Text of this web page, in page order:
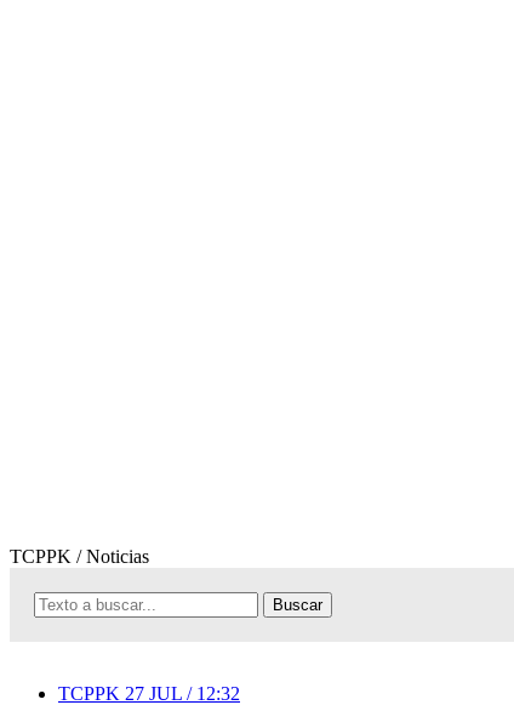
TCPPK / Noticias
TCPPK 27 JUL / 12:32